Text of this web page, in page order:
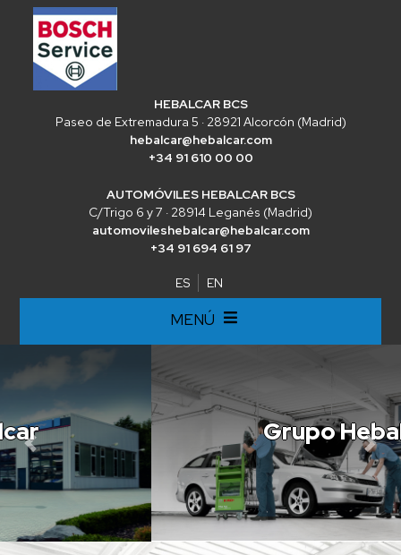
HEBALCAR BCS
Paseo de Extremadura 5 · 28921 Alcorcón (Madrid)
hebalcar@hebalcar.com
+34 91 610 00 00
AUTOMÓVILES HEBALCAR BCS
C/Trigo 6 y 7 · 28914 Leganés (Madrid)
automovileshebalcar@hebalcar.com
+34 91 694 61 97
ES EN
MENÚ
Grupo Hebalcar
Previous